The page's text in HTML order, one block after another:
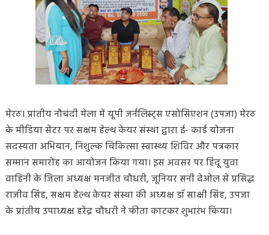
मेरठ। प्रांतीय नौचंदी मेला में यूपी जर्नलिस्ट्स एसोसिएशन (उपजा) मेरठ
के मीडिया सेंटर पर सक्षम हेल्थ केयर संस्था द्वारा ई- कार्ड योजना
सदस्यता अभियान, निशुल्क चिकित्सा स्वास्थ्य शिविर और पत्रकार
सम्मान समारोह का आयोजन किया गया। इस अवसर पर हिंदू युवा
वाहिनी के जिला अध्यक्ष मनजीत चौधरी, जूनियर सनी देओल से प्रसिद्ध
राजीव सिंह, सक्षम हेल्थ केयर संस्था की अध्यक्ष डॉ साक्षी सिंह, उपजा
के प्रांतीय उपाध्यक्ष हरेंद्र चौधरी ने फीता काटकर शुभारंभ किया।